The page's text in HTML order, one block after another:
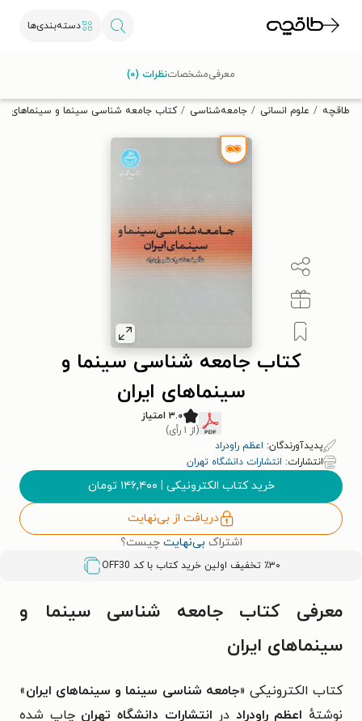
دسته‌بندی‌ها
تخفیف از طاقچه دریافت کن.
طاقچه علوم انسانی جامعه‌شناسی کتاب جامعه شناسی سینما و سینماهای
کتاب جامعه شناسی سینما و
سینماهای ایران
۳.۰ امتیاز
(از ۱ رأی)
پدیدآورندگان: اعظم راودراد
انتشارات: انتشارات دانشگاه تهران
خرید کتاب الکترونیکی | ۱۴۶,۴۰۰ تومان
دریافت از بی‌نهایت
اشتراک بی‌نهایت چیست؟
٪۳۰ تخفیف اولین خرید کتاب با کد OFF30
معرفیمشخصاتنظرات (۰)
معرفی کتاب جامعه شناسی سینما و
سینماهای ایران
کتاب الکترونیکی «جامعه شناسی سینما و سینماهای ایران»
نوشتهٔ اعظم راودراد در انتشارات دانشگاه تهرانچاپ شده